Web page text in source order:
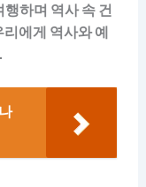
하며 역사 속 건
에게 역사와 예